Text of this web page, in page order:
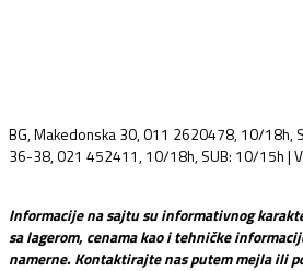
BG, Makedonska 30, 011 2620478, 10/18h,
36-38, 021 452411, 10/18h, SUB: 10/15h |
Informacije na sajtu su informativnog
sa lagerom, cenama kao i tehničke
namerne. Kontaktirajte nas putem mejla ili